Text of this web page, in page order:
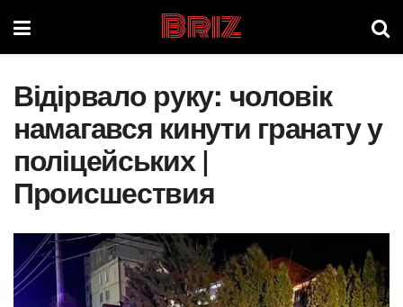
Briz
Відірвало руку: чоловік
намагався кинути гранату у
поліцейських |
Происшествия